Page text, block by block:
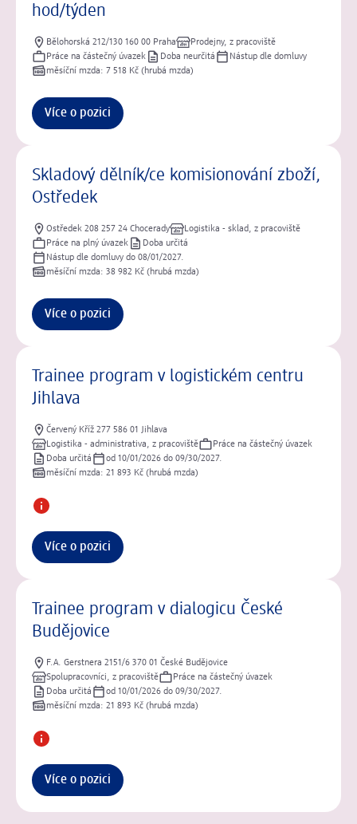
hod/týden
Bělohorská 212/130 160 00 Praha
Prodejny, z pracoviště
Práce na částečný úvazek
Doba neurčitá
Nástup dle domluvy
měsíční mzda: 7 518 Kč (hrubá mzda)
Více o pozici
Skladový dělník/ce komisionování zboží,
Ostředek
Ostředek 208 257 24 Chocerady
Logistika - sklad, z pracoviště
Práce na plný úvazek
Doba určitá
Nástup dle domluvy do 08/01/2027.
měsíční mzda: 38 982 Kč (hrubá mzda)
Více o pozici
Trainee program v logistickém centru
Jihlava
Červený Kříž 277 586 01 Jihlava
Logistika - administrativa, z pracoviště
Práce na částečný úvazek
Doba určitá
od 10/01/2026 do 09/30/2027.
měsíční mzda: 21 893 Kč (hrubá mzda)
Více o pozici
Trainee program v dialogicu České
Budějovice
F.A. Gerstnera 2151/6 370 01 České Budějovice
Spolupracovníci, z pracoviště
Práce na částečný úvazek
Doba určitá
od 10/01/2026 do 09/30/2027.
měsíční mzda: 21 893 Kč (hrubá mzda)
Více o pozici